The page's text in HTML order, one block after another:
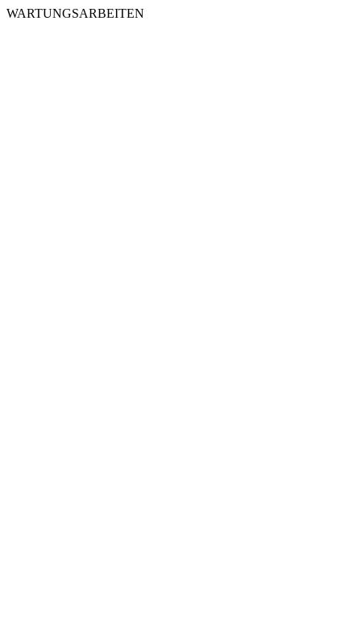
WARTUNGSARBEITEN